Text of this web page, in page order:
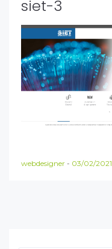
siet-3
webdesigner - 03/02/2021